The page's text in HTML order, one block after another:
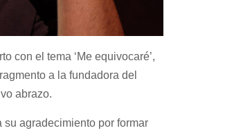
con el tema ‘Me equivocaré’,
a la fundadora del
abrazo.
agradecimiento por formar